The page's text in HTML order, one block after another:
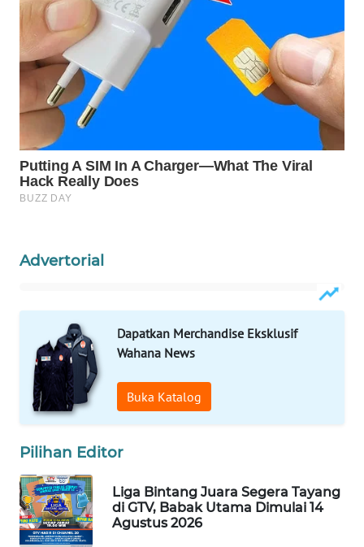
Advertorial
Dapatkan Merchandise Eksklusif
Wahana News
Buka Katalog
Pilihan Editor
Liga Bintang Juara Segera Tayang
di GTV, Babak Utama Dimulai 14
Agustus 2026
WN
LABUANBAJO
WN
BORNEO
Wahana
Media
Group
WAHANA
ADVOKAT
WAHANA
INFRASTRUKTUR
WAHANA
KONSUMEN
WAHANA
LISTRIK